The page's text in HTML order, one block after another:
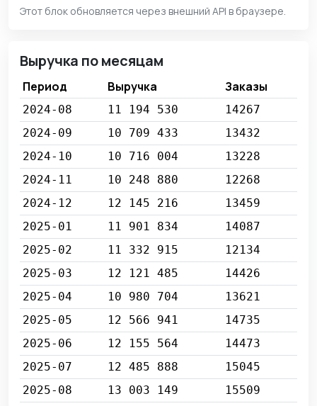
Этот блок обновляется через внешний API в браузере.
Выручка по месяцам
Период Выручка Заказы
2024-08 11 194 530
14267
2024-09
10 709 433
13432
2024-10
10 716 004
13228
2024-11
10 248 880
12268
2024-12
12 145 216
13459
2025-01
11 901 834
14087
2025-02
11 332 915
12134
2025-03
12 121 485
14426
2025-04
10 980 704
13621
2025-05
12 566 941
14735
2025-06
12 155 564
14473
2025-07
12 485 888
15045
2025-08
13 003 149
15509